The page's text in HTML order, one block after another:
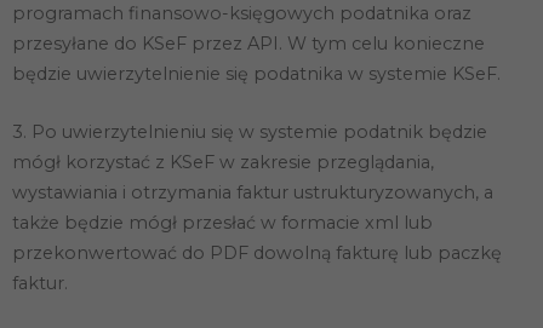
programach finansowo-księgowych podatnika oraz
przesyłane do KSeF przez API. W tym celu konieczne
będzie uwierzytelnienie się podatnika w systemie KSeF.
3. Po uwierzytelnieniu się w systemie podatnik będzie
mógł korzystać z KSeF w zakresie przeglądania,
wystawiania i otrzymania faktur ustrukturyzowanych, a
także będzie mógł przesłać w formacie xml lub
przekonwertować do PDF dowolną fakturę lub paczkę
faktur.